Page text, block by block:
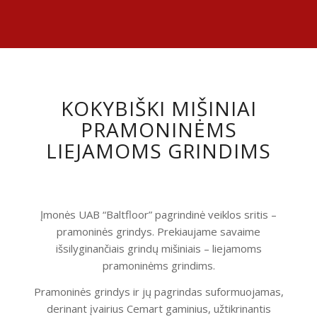
KOKYBIŠKI MIŠINIAI
PRAMONINĖMS
LIEJAMOMS GRINDIMS
Įmonės UAB “Baltfloor” pagrindinė veiklos sritis –
pramoninės grindys. Prekiaujame savaime
išsilyginančiais grindų mišiniais – liejamoms
pramoninėms grindims.
Pramoninės grindys ir jų pagrindas suformuojamas,
derinant įvairius Cemart gaminius, užtikrinantis